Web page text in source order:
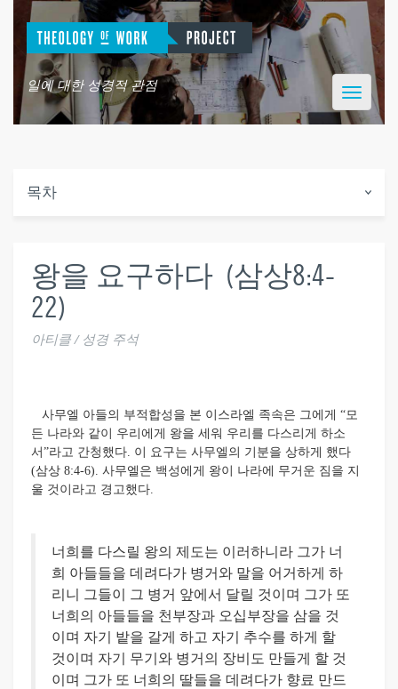
일에 대한 성경적 관점
Toggle
목차
왕을 요구하다 (삼상8:4-
22)
아티클 / 성경 주석
사무엘 아들의 부적합성을 본 이스라엘 족속은 그에게 “모
든 나라와 같이 우리에게 왕을 세워 우리를 다스리게 하소
서”라고 간청했다. 이 요구는 사무엘의 기분을 상하게 했다
(삼상 8:4-6). 사무엘은 백성에게 왕이 나라에 무거운 짐을 지
울 것이라고 경고했다.
너희를 다스릴 왕의 제도는 이러하니라 그가 너
희 아들들을 데려다가 병거와 말을 어거하게 하
리니 그들이 그 병거 앞에서 달릴 것이며 그가 또
너희의 아들들을 천부장과 오십부장을 삼을 것
이며 자기 밭을 갈게 하고 자기 추수를 하게 할
것이며 자기 무기와 병거의 장비도 만들게 할 것
이며 그가 또 너희의 딸들을 데려다가 향료 만드